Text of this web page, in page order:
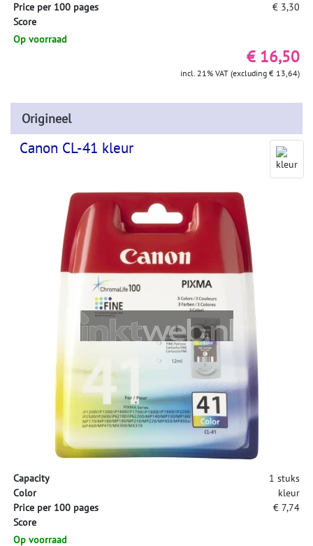
Price per 100 pages
€ 3,30
Score
Op voorraad
€ 16,50
incl. 21% VAT (excluding € 13,64)
Origineel
Canon CL-41 kleur
Capacity
1 stuks
Color
kleur
Price per 100 pages
€ 7,74
Score
Op voorraad